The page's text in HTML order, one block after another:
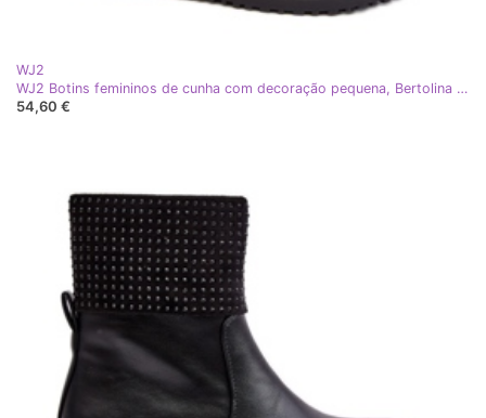
WJ2
WJ2 Botins femininos de cunha com decoração pequena, Bertolina Preto
54,60 €